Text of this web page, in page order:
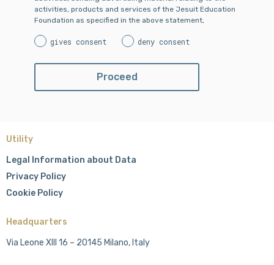
activities, products and services of the Jesuit Education
Foundation as specified in the above statement,
gives consent deny consent
Utility
Legal Information about Data
Privacy Policy
Cookie Policy
Headquarters
Via Leone XIII 16 – 20145 Milano, Italy